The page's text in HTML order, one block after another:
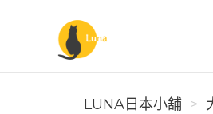
Luna日本小舖
LUNA日本小舖